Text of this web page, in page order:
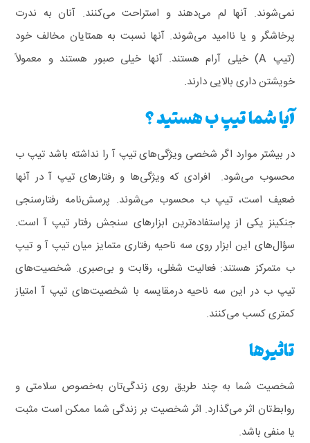
نمی‌شوند. آنها لم می‌دهند و استراحت می‌کنند. آنان به ندرت
پرخاشگر و یا ناامید می‌شوند. آنها نسبت به همتایان مخالف خود
(تیپ A) خیلی آرام هستند. آنها خیلی صبور هستند و معمولاً
خویشتن داری بالایی دارند.
آیا شما تیپ ب هستید ؟
در بیشتر موارد اگر شخصی ویژگی‌های تیپ آ را نداشته باشد تیپ ب
محسوب می‌شود. افرادی که ویژگی‌ها و رفتارهای تیپ آ در آنها
ضعیف است، تیپ ب محسوب می‌شوند. پرسش‌نامه رفتارسنجی
جنکینز یکی از پراستفاده‌ترین ابزارهای سنجش رفتار تیپ آ است.
سؤال‌های این ابزار روی سه ناحیه رفتاری متمایز میان تیپ آ و تیپ
ب متمرکز هستند: فعالیت شغلی، رقابت و بی‌صبری. شخصیت‌های
تیپ ب در این سه ناحیه درمقایسه با شخصیت‌های تیپ آ امتیاز
کمتری کسب می‌کنند.
تاثیرها
شخصیت شما به چند طریق روی زندگی‌تان به‌خصوص سلامتی و
روابط‌تان اثر می‌گذارد. اثر شخصیت بر زندگی شما ممکن است مثبت
یا منفی باشد.